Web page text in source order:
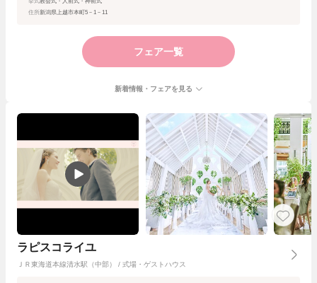
挙式教会式・人前式・神前式
住所新潟県上越市本町5－1－11
フェア一覧
新着情報・フェアを見る
ラピスコライユ
ＪＲ東海道本線清水駅（中部） / 式場・ゲストハウス